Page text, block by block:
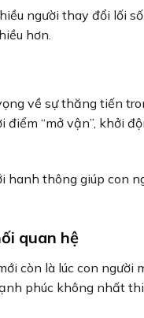
người thay đổi lối
hơn.
về sự thăng tiến
điểm “mở vận”, khởi
hanh thông giúp con
quan hệ
còn là lúc con người
phúc không nhất